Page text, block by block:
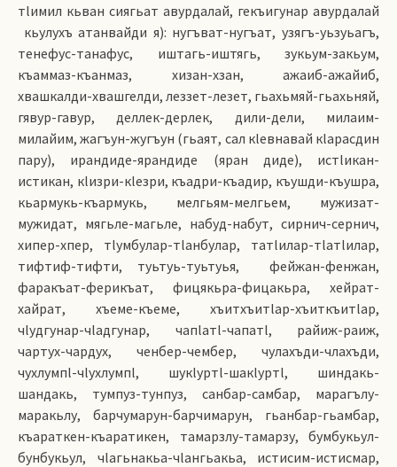
тlимил кьван сиягьат авурдалай, гекъигунар авурдалай
кьулухъ атанвайди я): нугъват-нугъат, узягъ-уьзуьагъ,
тенефус-танафус, иштагь-иштягь, зукьум-закьум,
къаммаз-къанмаз, хизан-хзан, ажаиб-ажайиб,
хвашкалди-хвашгелди, леззет-лезет, гьахьмяй-гьахьняй,
гявур-гавур, деллек-дерлек, дили-дели, милаим-
милайим, жагъун-жугъун (гьаят, сал кlевнавай кlарасдин
пару), ирандиде-ярандиде (яран диде), истlикан-
истикан, кlизри-кlезри, къадри-къадир, къушди-къушра,
кьармукь-къармукь, мелгьям-мелгьем, мужизат-
мужидат, мягьле-магьле, набуд-набут, сирнич-сернич,
хипер-хпер, тlумбулар-тlанбулар, татlилар-тlатlилар,
тифтиф-тифти, туьтуь-туьтуья, фейжан-фенжан,
фаракъат-ферикъат, фицякьра-фицакьра, хейрат-
хайрат, хъеме-къеме, хъитхъитlар-хъиткъитlар,
чlудгунар-чlадгунар, чапlатl-чапатl, райиж-раиж,
чартух-чардух, ченбер-чембер, чулахъди-члахъди,
чухлумпl-чlухлумпl, шукlуртl-шакlуртl, шиндакь-
шандакь, тумпуз-тунпуз, санбар-самбар, марагълу-
маракьлу, барчумарун-барчимарун, гьанбар-гьамбар,
къараткен-къаратикен, тамарзлу-тамарзу, бумбукьул-
бунбукьул, чlагьнакьа-чlангьакьа, истисим-истисмар,